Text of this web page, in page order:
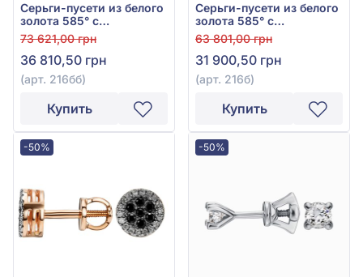
Серьги-пусети из белого
золота 585° с
бриллиантом 0,239ct,
арт. 216бб
73 621,00 грн
36 810,50 грн
(арт. 216бб)
Купить
Серьги-пусети из белого
золота 585° с
прозрачным
бриллиантом 0,1047ct и
чёрным бриллиантом
0,171ct, арт. 216б
63 801,00 грн
31 900,50 грн
(арт. 216б)
Купить
-50% -50%